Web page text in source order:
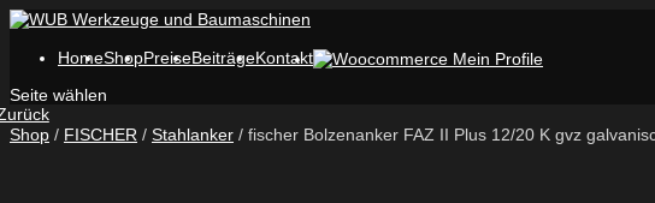
HomeShopPreiseBeiträgeKontakt
Seite wählen
Shop / FISCHER / Stahlanker / fischer Bolzenanker FAZ II Plus 12/20 K gvz